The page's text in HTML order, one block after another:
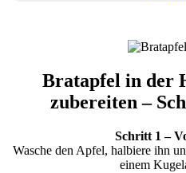
Bratapfel in der
zubereiten –
Schritt 1 –
Wasche den Apfel, halbiere ihn
einem